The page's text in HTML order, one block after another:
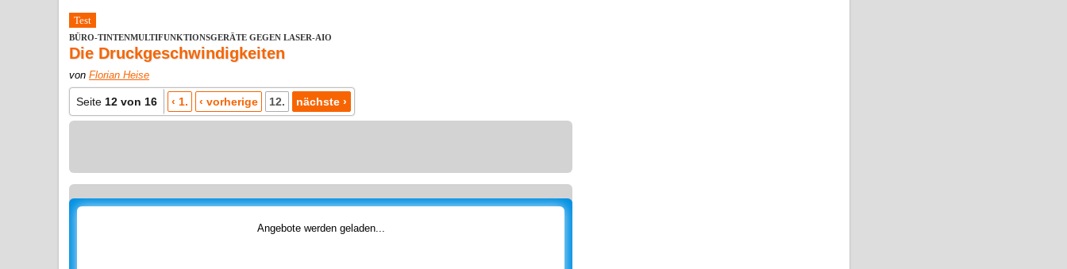
Test
BÜRO-TINTENMULTIFUNKTIONSGERÄTE GEGEN LASER-AIO
Die Druckgeschwindigkeiten
von Florian Heise
Seite 12 von 16 ‹ 1. ‹ vorherige 12. nächste ›
Angebote werden geladen...